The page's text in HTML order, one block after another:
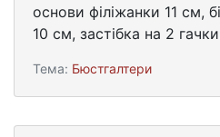
основи філіжанки 11 см,
10 см, застібка на 2
Тема: Бюстгалтери